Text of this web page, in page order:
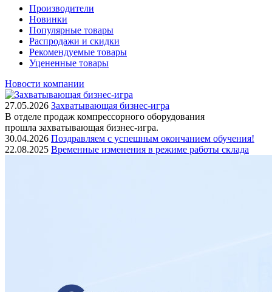
Производители
Новинки
Популярные товары
Распродажи и скидки
Рекомендуемые товары
Уцененные товары
Новости компании
27.05.2026 Захватывающая бизнес-игра
В отделе продаж компрессорного оборудования
прошла захватывающая бизнес-игра.
30.04.2026 Поздравляем с успешным окончанием обучения!
22.08.2025 Временные изменения в режиме работы склада